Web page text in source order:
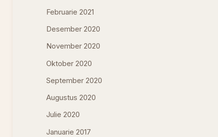
Februarie 2021
Desember 2020
November 2020
Oktober 2020
September 2020
Augustus 2020
Julie 2020
Januarie 2017